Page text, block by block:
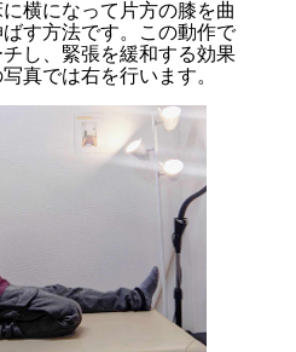
横になって片方の膝を曲
す方法です。この動作で
し、緊張を緩和する効果
真では右を行います。